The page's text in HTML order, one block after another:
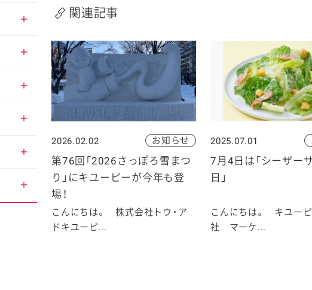
関連記事
お知らせ
2026.02.02
第76回「2026さっぽろ雪まつ
り」にキユーピーが今年も登
場！
こんにちは。 株式会社トウ・ア
ドキユーピ...
2025.07.01
7月4日は「シーザー
日」
こんにちは。 キユー
社 マーケ...